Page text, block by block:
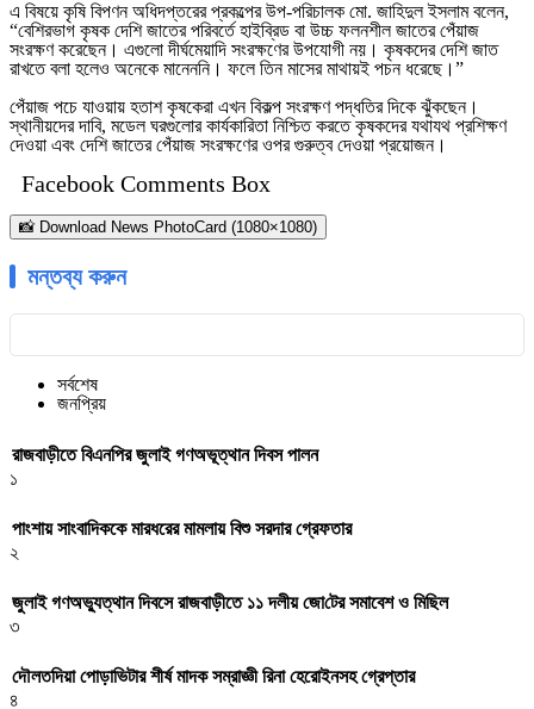
এ বিষয়ে কৃষি বিপণন অধিদপ্তরের প্রকল্পের উপ-পরিচালক মো. জাহিদুল ইসলাম বলেন,
“বেশিরভাগ কৃষক দেশি জাতের পরিবর্তে হাইব্রিড বা উচ্চ ফলনশীল জাতের পেঁয়াজ
সংরক্ষণ করেছেন। এগুলো দীর্ঘমেয়াদি সংরক্ষণের উপযোগী নয়। কৃষকদের দেশি জাত
রাখতে বলা হলেও অনেকে মানেননি। ফলে তিন মাসের মাথায়ই পচন ধরেছে।”
পেঁয়াজ পচে যাওয়ায় হতাশ কৃষকেরা এখন বিকল্প সংরক্ষণ পদ্ধতির দিকে ঝুঁকছেন।
স্থানীয়দের দাবি, মডেল ঘরগুলোর কার্যকারিতা নিশ্চিত করতে কৃষকদের যথাযথ প্রশিক্ষণ
দেওয়া এবং দেশি জাতের পেঁয়াজ সংরক্ষণের ওপর গুরুত্ব দেওয়া প্রয়োজন।
Facebook Comments Box
📸 Download News PhotoCard (1080×1080)
মন্তব্য করুন
সর্বশেষ
জনপ্রিয়
রাজবাড়ীতে বিএন‌পির জুলাই গণঅভূত্থান দিবস পালন
১
পাংশায় সাংবাদিককে মারধরের মামলায় বিশু সরদার গ্রেফতার
২
জুলাই গণঅভ্যুত্থান দিবসে রাজবাড়ীতে ১১ দলীয় জো‌টের সমাবেশ ও মি‌ছিল
৩
দৌলতদিয়া পোড়াভিটার শীর্ষ মাদক সম্রাজ্ঞী রিনা হেরোইনসহ গ্রেপ্তার
৪